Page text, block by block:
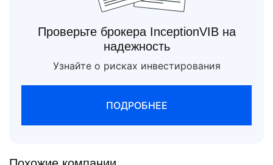
Проверьте брокера InceptionVIB на
надежность
Узнайте о рисках инвестирования
ПОДРОБНЕЕ